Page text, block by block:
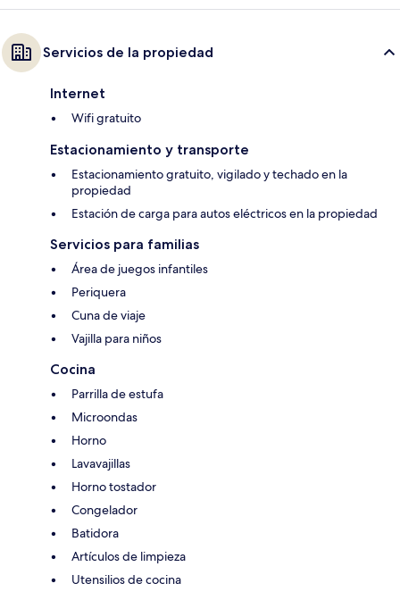
Servicios de la propiedad
Internet
Wifi gratuito
Estacionamiento y transporte
Estacionamiento gratuito, vigilado y techado en la
propiedad
Estación de carga para autos eléctricos en la propiedad
Servicios para familias
Área de juegos infantiles
Periquera
Cuna de viaje
Vajilla para niños
Cocina
Parrilla de estufa
Microondas
Horno
Lavavajillas
Horno tostador
Congelador
Batidora
Artículos de limpieza
Utensilios de cocina